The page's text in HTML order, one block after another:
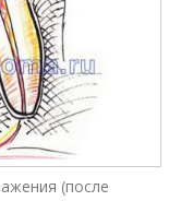
(после